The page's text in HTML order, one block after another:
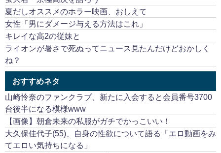
夏だしオススメのホラー映画、おしえて
女性「男にダメージ与える方法はこれ」
キレイな高2の従妹と
ライオンが暑さで死ぬってニュース見たんだけどおかしく
ね？
おすすめネタ
山崎怜奈のファンクラブ、新たに入会すると会員番号3700
台後半になる模様www
【画像】朝倉未来の私服がガチでかっこいい！
大久保佳代子(55)、自身の性欲について語る「エロ動画をみ
てエロい気持ちになる」